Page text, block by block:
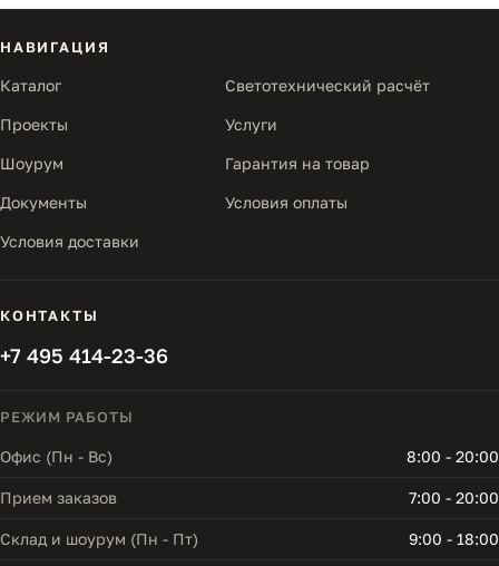
НАВИГАЦИЯ
Каталог Светотехнический расчёт
Проекты Услуги
Шоурум Гарантия на товар
Документы Условия оплаты
Условия доставки
КОНТАКТЫ
+7 495 414-23-36
РЕЖИМ РАБОТЫ
Офис (Пн - Вс) 8:00 - 20:00
Прием заказов 7:00 - 20:00
Склад и шоурум (Пн - Пт) 9:00 - 18:00